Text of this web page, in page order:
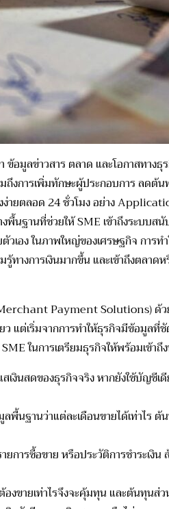
ข้อมูลข่าวสาร ตลาด และโอกาสทาง
ถึงการเพิ่มทักษะผู้ประกอบการ ลดต้น
ง่ายตลอด 24 ชั่วโมง อย่าง
งพื้นฐานที่ช่วยให้ SME เข้าถึงระบบส
เอง ในภาพใหญ่ของเศรษฐกิจ การทำ
ทางการเงินมากขึ้น และเข้าถึงตลาด
Payment Solutions) ด้วย
ว แต่เริ่มจากการทำให้ธุรกิจมีข้อมูลที่ชั
ในการเตรียมธุรกิจให้พร้อมเข้าถึ
สเงินสดของธุรกิจจริง หากยังใช้บัญชี
ลพื้นฐานว่าแต่ละเดือนขายได้เท่าไร
การซื้อขาย หรือประวัติการชำระเงิน
องขายเท่าไรจึงจะคุ้มทุน และต้นทุนส่